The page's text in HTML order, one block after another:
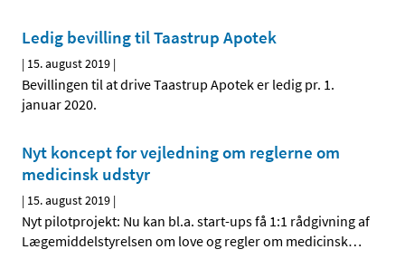
Ledig bevilling til Taastrup Apotek
| 15. august 2019 |
Bevillingen til at drive Taastrup Apotek er ledig pr. 1.
januar 2020.
Nyt koncept for vejledning om reglerne om
medicinsk udstyr
| 15. august 2019 |
Nyt pilotprojekt: Nu kan bl.a. start-ups få 1:1 rådgivning af
Lægemiddelstyrelsen om love og regler om medicinsk…